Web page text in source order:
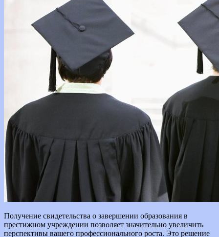
Получение свидетельства о завершении образования в
престижном учреждении позволяет значительно увеличить
перспективы вашего профессионального роста. Это решение